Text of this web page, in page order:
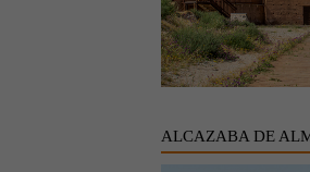
ALCAZABA DE